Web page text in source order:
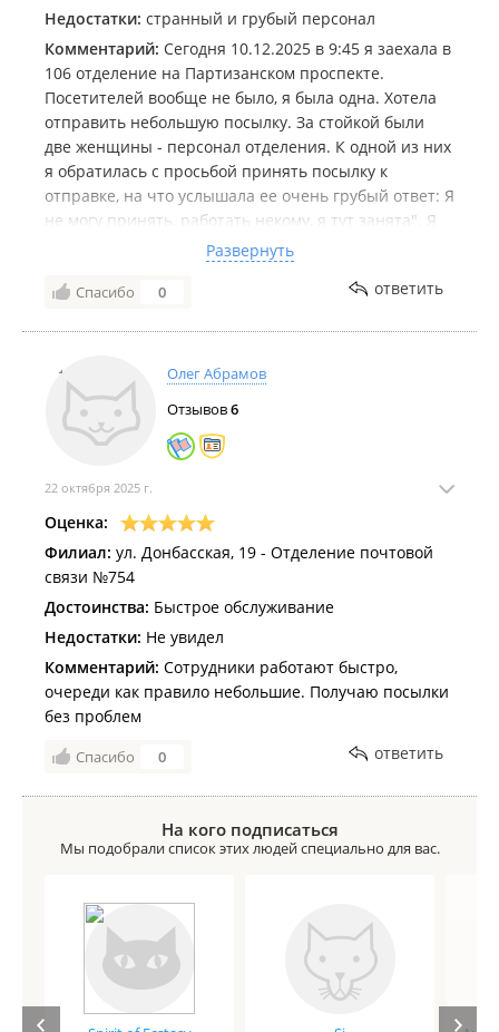
Недостатки: странный и грубый персонал
Комментарий: Сегодня 10.12.2025 в 9:45 я заехала в
106 отделение на Партизанском проспекте.
Посетителей вообще не было, я была одна. Хотела
отправить небольшую посылку. За стойкой были
две женщины - персонал отделения. К одной из них
я обратилась с просьбой принять посылку к
отправке, на что услышала ее очень грубый ответ: Я
не могу принять, работать некому, я тут занята". Я
спросила а когда можно отправить? Получила ответ:
"Я не знаю, когда будет персонал, тогда и
отправите, у нас работать некому". Я попросила
делают одолжение. Пожелание персоналу: Будьте
добрее, пожалуйста!
Развернуть
Спасибо 0 ответить
Олег Абрамов
Отзывов6
22 октября 2025 г.
Оценка:
Филиал: ул. Донбасская, 19 - Отделение почтовой
связи №754
Достоинства: Быстрое обслуживание
Недостатки: Не увидел
Комментарий: Сотрудники работают быстро,
очереди как правило небольшие. Получаю посылки
без проблем
Спасибо 0 ответить
На кого подписаться
Мы подобрали список этих людей специально для вас.